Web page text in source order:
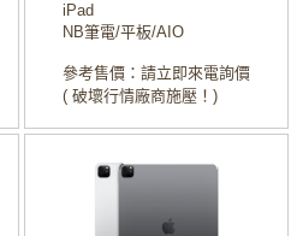
iPad
NB筆電/平板/AIO
參考售價：請立即來電詢價
( 破壞行情廠商施壓！)